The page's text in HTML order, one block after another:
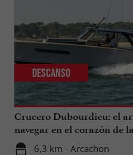
Crucero Dubourdieu: el
navegar en el corazón de
Arcachon.
6,3 km - Arcachon
Descanso